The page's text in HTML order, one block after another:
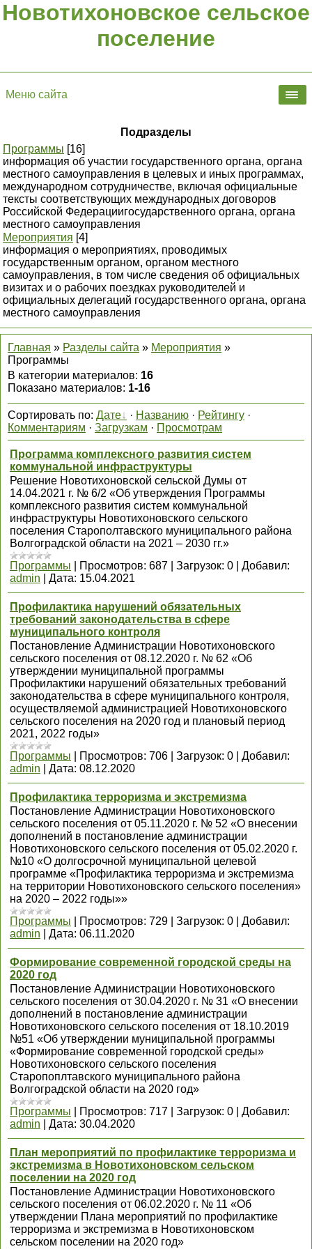
Новотихоновское сельское
поселение
Меню сайта
Подразделы
Программы [16]
информация об участии государственного органа, органа
местного самоуправления в целевых и иных программах,
международном сотрудничестве, включая официальные
тексты соответствующих международных договоров
Российской Федерациигосударственного органа, органа
местного самоуправления
Мероприятия [4]
информация о мероприятиях, проводимых
государственным органом, органом местного
самоуправления, в том числе сведения об официальных
визитах и о рабочих поездках руководителей и
официальных делегаций государственного органа, органа
местного самоуправления
Главная » Разделы сайта » Мероприятия »
Программы
В категории материалов: 16
Показано материалов: 1-16
Сортировать по: Дате · Названию · Рейтингу ·
Комментариям · Загрузкам · Просмотрам
Программа комплексного развития систем
коммунальной инфраструктуры
Решение Новотихоновской сельской Думы от
14.04.2021 г. № 6/2 «Об утверждения Программы
комплексного развития систем коммунальной
инфраструктуры Новотихоновского сельского
поселения Старополтавского муниципального района
Волгоградской области на 2021 – 2030 гг.»
Программы
Просмотров: 687 Загрузок: 0
Добавил:
admin
Дата: 15.04.2021
Профилактика нарушений обязательных
требований законодательства в сфере
муниципального контроля
Постановление Администрации Новотихоновского
сельского поселения от 08.12.2020 г. № 62 «Об
утверждении муниципальной программы
Профилактики нарушений обязательных требований
законодательства в сфере муниципального контроля,
осуществляемой администрацией Новотихоновского
сельского поселения на 2020 год и плановый период
2021, 2022 годы»
Программы
Просмотров: 706 Загрузок: 0
Добавил:
admin
Дата: 08.12.2020
Профилактика терроризма и экстремизма
Постановление Администрации Новотихоновского
сельского поселения от 05.11.2020 г. № 52 «О внесении
дополнений в постановление администрации
Новотихоновского сельского поселения от 05.02.2020 г.
№10 «О долгосрочной муниципальной целевой
программе «Профилактика терроризма и экстремизма
на территории Новотихоновского сельского поселения»
на 2020 – 2022 годы»»
Программы
Просмотров: 729 Загрузок: 0
Добавил:
admin
Дата: 06.11.2020
Формирование современной городской среды на
2020 год
Постановление Администрации Новотихоновского
сельского поселения от 30.04.2020 г. № 31 «О внесении
дополнений в постановление администрации
Новотихоновского сельского поселения от 18.10.2019
№51 «Об утверждении муниципальной программы
«Формирование современной городской среды»
Новотихоновского сельского поселения
Старопоплтавского муниципального района
Волгоградской области на 2020 год»
Программы
Просмотров: 717 Загрузок: 0
Добавил:
admin
Дата: 30.04.2020
План мероприятий по профилактике терроризма и
экстремизма в Новотихоновском сельском
поселении на 2020 год
Постановление Администрации Новотихоновского
сельского поселения от 06.02.2020 г. № 11 «Об
утверждении Плана мероприятий по профилактике
терроризма и экстремизма в Новотихоновском
сельском поселении на 2020 год»